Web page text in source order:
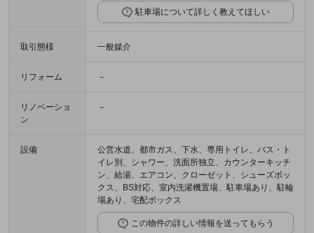
駐車場について詳しく教えてほしい
取引態様 一般媒介
リフォーム －
リノベーショ
ン
－
設備
公営水道、都市ガス、下水、専用トイレ、バス・ト
イレ別、シャワー、洗面所独立、カウンターキッチ
ン、給湯、エアコン、クローゼット、シューズボッ
クス、BS対応、室内洗濯機置場、駐車場あり、駐輪
場あり、宅配ボックス
この物件の詳しい情報を送ってもらう